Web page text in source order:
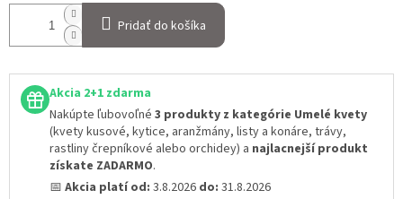
Pridať do košíka
Akcia 2+1 zdarma
Nakúpte ľubovoľné 3 produkty z kategórie Umelé kvety
(kvety kusové, kytice, aranžmány, listy a konáre, trávy,
rastliny črepníkové alebo orchidey) a najlacnejší produkt
získate ZADARMO.
📅 Akcia platí od: 3.8.2026 do: 31.8.2026